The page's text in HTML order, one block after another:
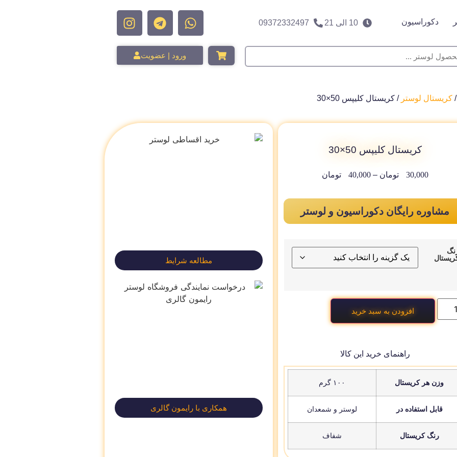
دکوراسیون 10 الی 21 09372332497
ورود | عضویت
کریستال لوستر / کریستال کلیپس 50×30
کریستال کلیپس 50×30
30,000 تومان –
40,000 تومان
مشاوره رایگان دکوراسیون و لوستر
افزودن به سبد خرید
راهنمای خرید این کالا
وزن هر کریستال ۱۰۰ گرم
قابل استفاده در لوستر و شمعدان
رنگ کریستال شفاف
مطالعه شرایط
همکاری با رایمون گالری